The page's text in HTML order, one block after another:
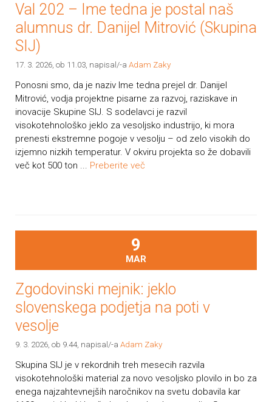
Val 202 – Ime tedna je postal naš
alumnus dr. Danijel Mitrović (Skupina
SIJ)
17. 3. 2026, ob 11.03 , napisal/-a Adam Zaky
Ponosni smo, da je naziv Ime tedna prejel dr. Danijel
Mitrović, vodja projektne pisarne za razvoj, raziskave in
inovacije Skupine SIJ. S sodelavci je razvil
visokotehnološko jeklo za vesoljsko industrijo, ki mora
prenesti ekstremne pogoje v vesolju – od zelo visokih do
izjemno nizkih temperatur. V okviru projekta so že dobavili
več kot 500 ton ... Preberite več
9
MAR
Zgodovinski mejnik: jeklo
slovenskega podjetja na poti v
vesolje
9. 3. 2026, ob 9.44, napisal/-a Adam Zaky
Skupina SIJ je v rekordnih treh mesecih razvila
visokotehnološki material za novo vesoljsko plovilo in bo za
enega najzahtevnejših naročnikov na svetu dobavila kar